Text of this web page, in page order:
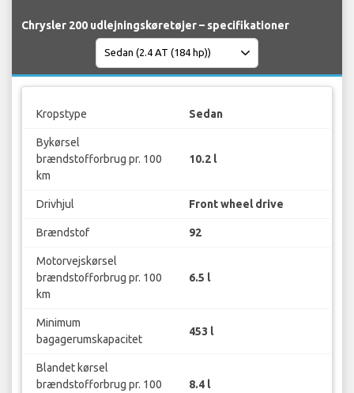
Chrysler 200 udlejningskøretøjer – specifikationer
Kropstype Sedan
Bykørsel
brændstofforbrug pr. 100
km
10.2 l
Drivhjul Front wheel drive
Brændstof 92
Motorvejskørsel
brændstofforbrug pr. 100
km
6.5 l
Minimum
bagagerumskapacitet
453 l
Blandet kørsel
brændstofforbrug pr. 100
8.4 l